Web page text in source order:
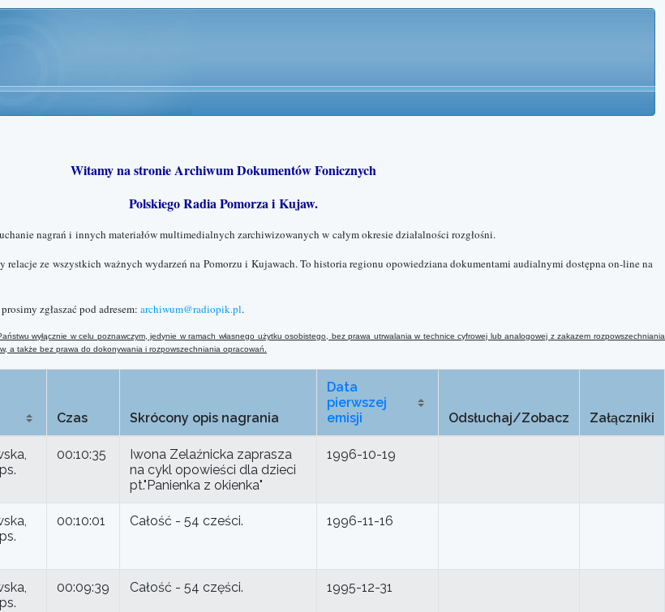
Witamy na stronie Archiwum Dokumentów Fonicznych
Polskiego Radia Pomorza i Kujaw.
nagrań i innych materiałów multimedialnych zarchiwizowanych w całym okresie działalności rozgłośni.
ze wszystkich ważnych wydarzeń na Pomorzu i Kujawach. To historia regionu opowiedziana dokumentami audialnymi dostępna on-line na
zgłaszać pod adresem: archiwum@radiopik.pl.
wyłącznie w celu poznawczym, jedynie w ramach własnego użytku osobistego, bez prawa utrwalania w technice cyfrowej lub analogowej zzakazem rozpowszechniania
a także bez prawa do dokonywania i rozpowszechniania opracowań.
Czas Skrócony opis nagrania
Data
pierwszej
emisji
Odsłuchaj/Zobacz Załączniki
00:10:35
Iwona Zelaźnicka zaprasza
na cykl opowieści dla dzieci
pt."Panienka z okienka"
1996-10-19
00:10:01 Całość - 54 cześci. 1996-11-16
00:09:39 Całość - 54 części. 1995-12-31